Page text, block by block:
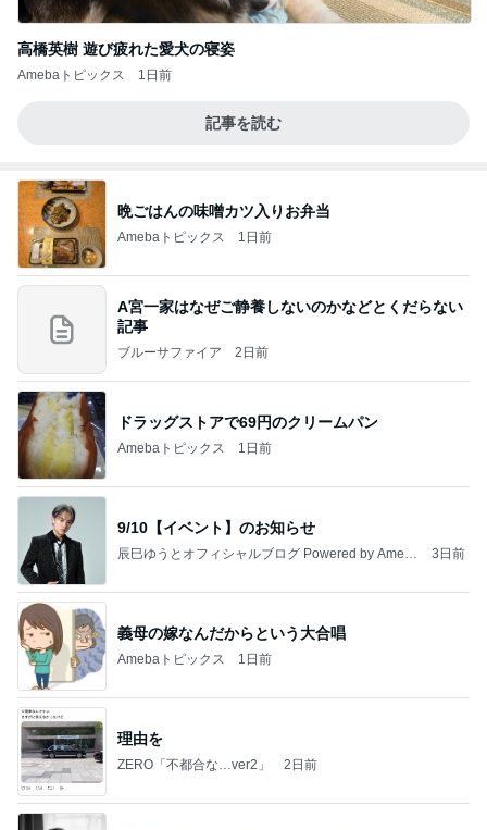
高橋英樹 遊び疲れた愛犬の寝姿
Amebaトピックス 1日前
記事を読む
晩ごはんの味噌カツ入りお弁当
Amebaトピックス 1日前
A宮一家はなぜご静養しないのかなどとくだらない
記事
ブルーサファイア 2日前
ドラッグストアで69円のクリームパン
Amebaトピックス 1日前
9/10【イベント】のお知らせ
辰巳ゆうとオフィシャルブログ Powered by Ameb
3日前
義母の嫁なんだからという大合唱
Amebaトピックス 1日前
理由を
ZERO「不都合な…ver2」 2日前